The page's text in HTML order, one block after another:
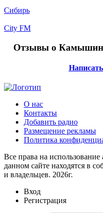
Сибирь
City FM
Отзывы о
О нас
Контакты
Добавить радио
Размещение рекламы
Политика
Все права на
данном сайте находятся в
и владельцев. 2026г.
Вход
Регистрация